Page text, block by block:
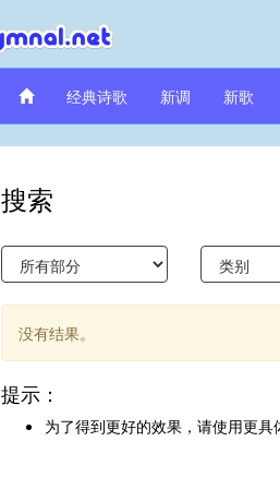
经典诗歌 新调 新歌
搜索
没有结果。
提示：
为了得到更好的效果，请使用更具